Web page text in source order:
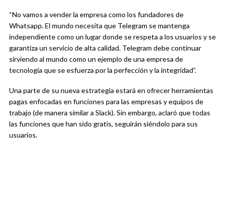
“No vamos a vender la empresa como los fundadores de
Whatsapp. El mundo necesita que Telegram se mantenga
independiente como un lugar donde se respeta a los usuarios y se
garantiza un servicio de alta calidad. Telegram debe continuar
sirviendo al mundo como un ejemplo de una empresa de
tecnología que se esfuerza por la perfección y la integridad”.
Una parte de su nueva estrategia estará en ofrecer herramientas
pagas enfocadas en funciones para las empresas y equipos de
trabajo (de manera similar a Slack). Sin embargo, aclaró que todas
las funciones que han sido gratis, seguirán siéndolo para sus
usuarios.